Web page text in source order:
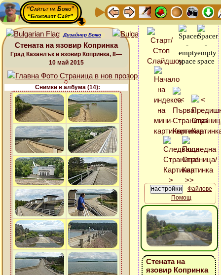
“Сайтът на Божо”
“Божовият Сайт”
Дизайнер Божо
Стената на язовир Копринка
Град Казанлък и язовир Копринка, 8—
10 май 2015
Снимки в албума (14):
Файлове
Помощ
Стената на
язовир Копринка